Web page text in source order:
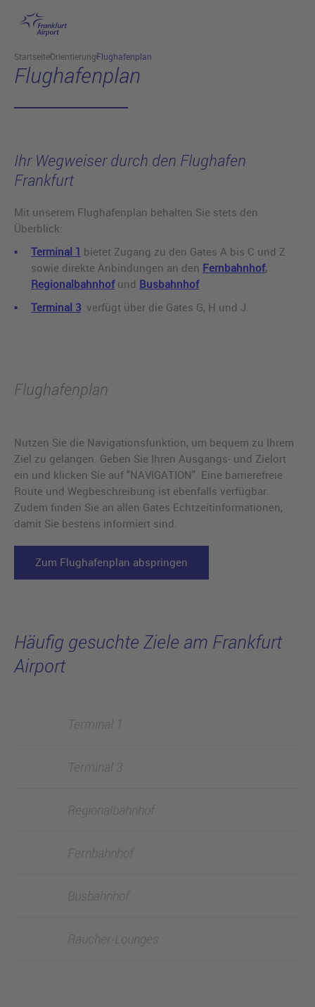
Hauptinhalt anspringen
StartseiteOrientierungFlughafenplan
Flughafenplan
Ihr Wegweiser durch den Flughafen
Frankfurt
Mit unserem Flughafenplan behalten Sie stets den
Überblick:
Terminal 1 bietet Zugang zu den Gates A bis C und Z
sowie direkte Anbindungen an den Fernbahnhof,
Regionalbahnhofund Busbahnhof
Terminal 3 verfügt über die Gates G, H und J.
Flughafenplan
Nutzen Sie die Navigationsfunktion, um bequem zu Ihrem
Ziel zu gelangen. Geben Sie Ihren Ausgangs- und Zielort
ein und klicken Sie auf "NAVIGATION". Eine barrierefreie
Route und Wegbeschreibung ist ebenfalls verfügbar.
Zudem finden Sie an allen Gates Echtzeitinformationen,
damit Sie bestens informiert sind.
Zum Flughafenplan abspringen
Häufig gesuchte Ziele am Frankfurt
Airport
Terminal 1
Terminal 3
Regionalbahnhof
Fernbahnhof
Busbahnhof
Raucher-Lounges